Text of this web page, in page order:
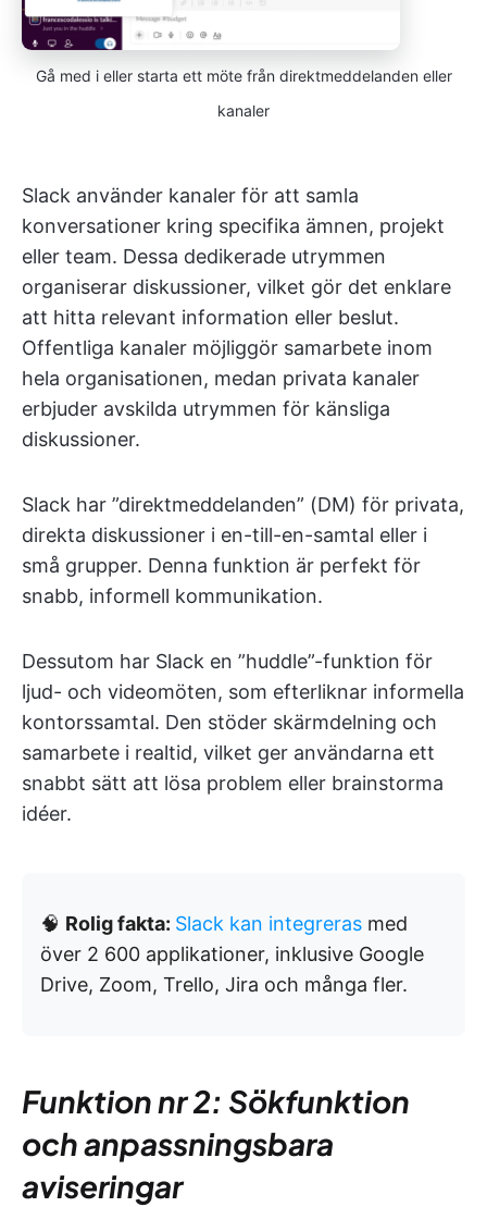
Gå med i eller starta ett möte från direktmeddelanden eller
kanaler
Slack använder kanaler för att samla
konversationer kring specifika ämnen, projekt
eller team. Dessa dedikerade utrymmen
organiserar diskussioner, vilket gör det enklare
att hitta relevant information eller beslut.
Offentliga kanaler möjliggör samarbete inom
hela organisationen, medan privata kanaler
erbjuder avskilda utrymmen för känsliga
diskussioner.
Slack har ”direktmeddelanden” (DM) för privata,
direkta diskussioner i en-till-en-samtal eller i
små grupper. Denna funktion är perfekt för
snabb, informell kommunikation.
Dessutom har Slack en ”huddle”-funktion för
ljud- och videomöten, som efterliknar informella
kontorssamtal. Den stöder skärmdelning och
samarbete i realtid, vilket ger användarna ett
snabbt sätt att lösa problem eller brainstorma
idéer.
🧠 Rolig fakta: Slack kan integreras med
över 2 600 applikationer, inklusive Google
Drive, Zoom, Trello, Jira och många fler.
Funktion nr 2: Sökfunktion
och anpassningsbara
aviseringar